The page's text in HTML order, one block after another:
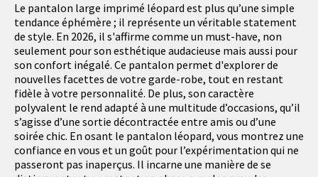
Le pantalon large imprimé léopard est plus qu’une simple
tendance éphémère ; il représente un véritable statement
de style. En 2026, il s'affirme comme un must-have, non
seulement pour son esthétique audacieuse mais aussi pour
son confort inégalé. Ce pantalon permet d'explorer de
nouvelles facettes de votre garde-robe, tout en restant
fidèle à votre personnalité. De plus, son caractère
polyvalent le rend adapté à une multitude d’occasions, qu’il
s’agisse d’une sortie décontractée entre amis ou d’une
soirée chic. En osant le pantalon léopard, vous montrez une
confiance en vous et un goût pour l’expérimentation qui ne
passeront pas inaperçus. Il incarne une manière de se